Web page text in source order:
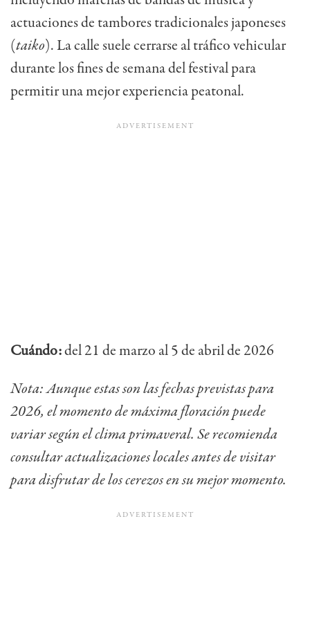
actuaciones de tambores tradicionales japoneses
(taiko). La calle suele cerrarse al tráfico vehicular
durante los fines de semana del festival para
permitir una mejor experiencia peatonal.
Cuándo:del 21 de marzo al 5 de abril de 2026
Nota: Aunque estas son las fechas previstas para
2026, el momento de máxima floración puede
variar según el clima primaveral. Se recomienda
consultar actualizaciones locales antes de visitar
para disfrutar de los cerezos en su mejor momento.